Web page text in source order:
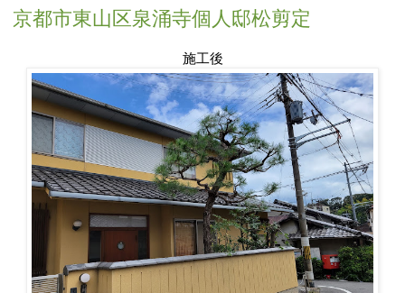
京都市東山区泉涌寺個人邸松剪定
施工後